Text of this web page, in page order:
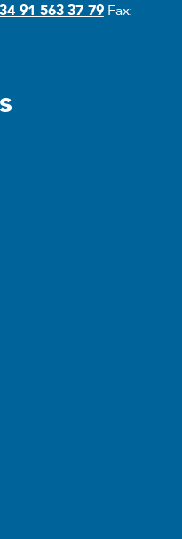
91 563 37 79Fax: